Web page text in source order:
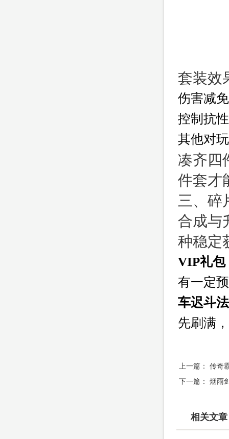
套装效
伤害减免
控制抗性
其他对
凑齐四
件套才
三、碎
合成与
种稳定
VIP礼包
有一定
车迟斗
先刷满
上一篇： 传奇
下一篇： 烟雨
相关文章